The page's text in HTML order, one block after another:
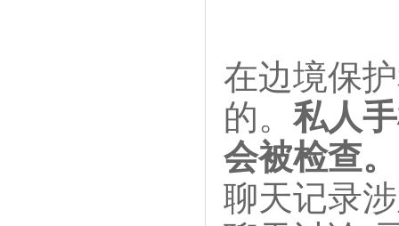
在边境保
的。私人
会被检查。
聊天记录